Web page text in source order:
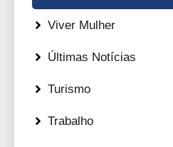
Viver Mulher
Últimas Notícias
Turismo
Trabalho